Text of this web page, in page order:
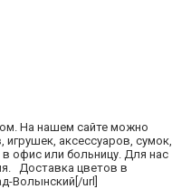
На нашем сайте можно
аксессуаров, сумок,
офис или больницу. Для нас
Доставка цветов в
Волынский[/url]